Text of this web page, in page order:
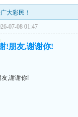
大彩民！
07-08 01:47
!朋友,谢谢你!
,谢谢你!